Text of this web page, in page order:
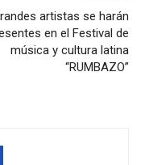
artistas se harán
en el Festival de
música y cultura latina
“RUMBAZO”